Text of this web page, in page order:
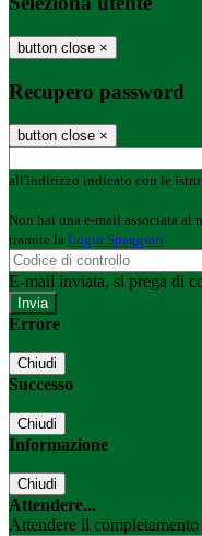
button close ×
Recupero password
button close ×
all'indirizzo indicato con le
Non hai una e-mail associata al
tramite la Login Spaggiari
E-mail inviata, si prega di
Errore
Chiudi
Successo
Chiudi
Informazione
Chiudi
Attendere...
Attendere il